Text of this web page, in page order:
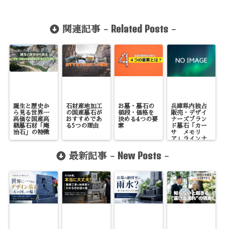
関連記事 - Related Posts-
誕生と歴史か
ら見る世界一
高価な国産高
級墓石材「庵
治石」の特徴
石材産地加工
の国産墓石が
おすすめであ
る5つの理由
お墓・墓石の
値段・価格を
決める4つの要
素
兵庫県内独占
販売・デザイ
ナーズブラン
ド墓石「カー
サ メモリ
ア」ラインナ
最新記事 - New Posts -